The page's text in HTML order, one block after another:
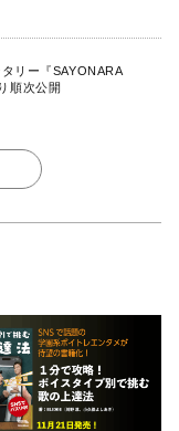
リー『SAYONARA
順次公開